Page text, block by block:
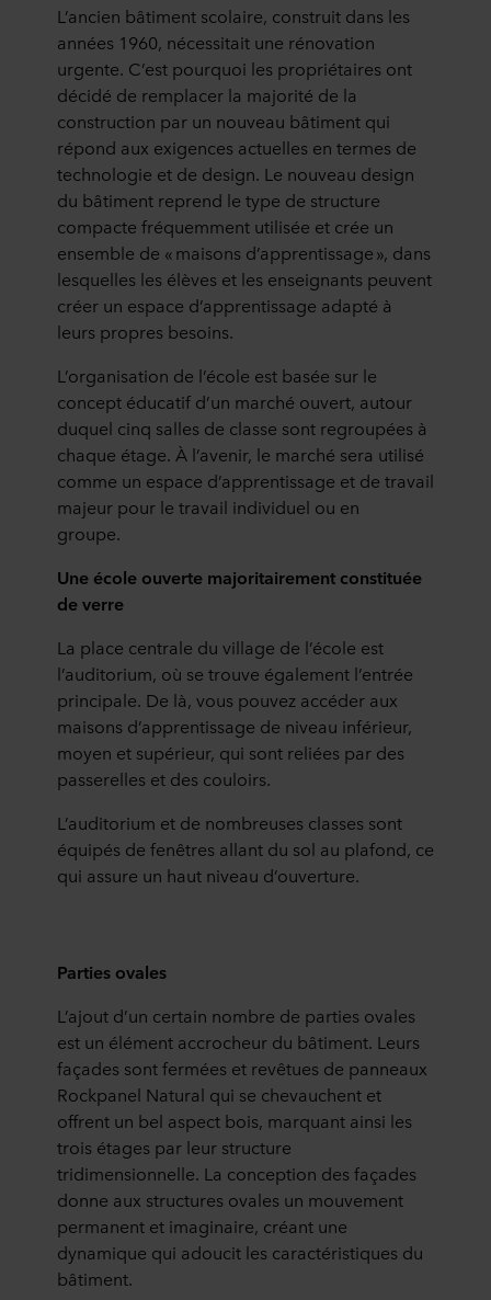
L’ancien bâtiment scolaire, construit dans les
années 1960, nécessitait une rénovation
urgente. C’est pourquoi les propriétaires ont
décidé de remplacer la majorité de la
construction par un nouveau bâtiment qui
répond aux exigences actuelles en termes de
technologie et de design. Le nouveau design
du bâtiment reprend le type de structure
compacte fréquemment utilisée et crée un
ensemble de « maisons d’apprentissage », dans
lesquelles les élèves et les enseignants peuvent
créer un espace d’apprentissage adapté à
leurs propres besoins.
L’organisation de l’école est basée sur le
concept éducatif d’un marché ouvert, autour
duquel cinq salles de classe sont regroupées à
chaque étage. À l’avenir, le marché sera utilisé
comme un espace d’apprentissage et de travail
majeur pour le travail individuel ou en
groupe.
Une école ouverte majoritairement constituée
de verre
La place centrale du village de l’école est
l’auditorium, où se trouve également l’entrée
principale. De là, vous pouvez accéder aux
maisons d’apprentissage de niveau inférieur,
moyen et supérieur, qui sont reliées par des
passerelles et des couloirs.
L’auditorium et de nombreuses classes sont
équipés de fenêtres allant du sol au plafond, ce
qui assure un haut niveau d’ouverture.
Parties ovales
L’ajout d’un certain nombre de parties ovales
est un élément accrocheur du bâtiment. Leurs
façades sont fermées et revêtues de panneaux
Rockpanel Natural qui se chevauchent et
offrent un bel aspect bois, marquant ainsi les
trois étages par leur structure
tridimensionnelle. La conception des façades
donne aux structures ovales un mouvement
permanent et imaginaire, créant une
dynamique qui adoucit les caractéristiques du
bâtiment.